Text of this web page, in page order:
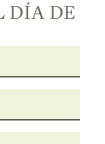
DÍA DE